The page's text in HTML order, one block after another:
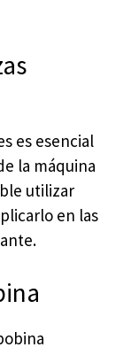
es esencial
la máquina
utilizar
en las